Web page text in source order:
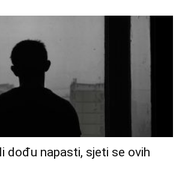
dođu napasti, sjeti se ovih